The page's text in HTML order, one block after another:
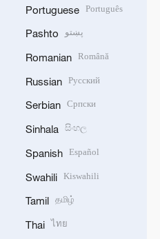
Portuguese Português
Pashto پښتو
Romanian Română
Russian Русский
Serbian Српски
Sinhala සිංහල
Spanish Español
Swahili Kiswahili
Tamil தமிழ்
Thai ไทย